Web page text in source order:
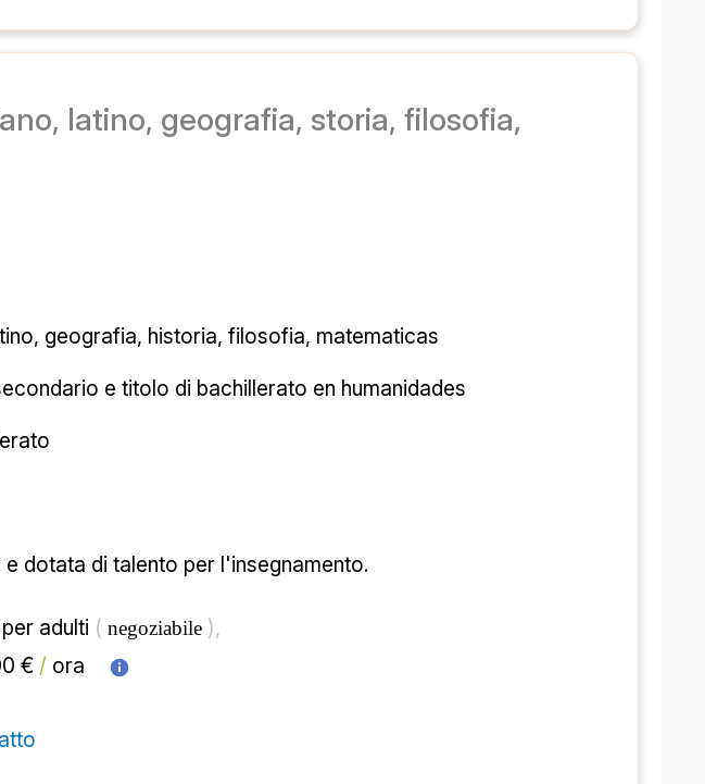
latino, geografia, storia, filosofia,
geografia, historia, filosofia, matematicas
e titolo di bachillerato en humanidades
dotata di talento per l'insegnamento.
adulti ( negoziabile ),
€ / ora